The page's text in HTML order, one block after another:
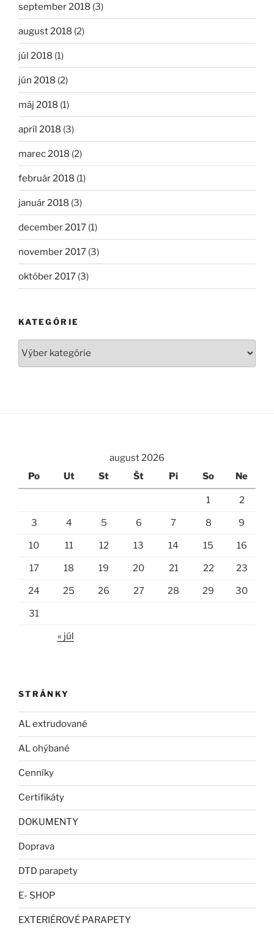
september 2018 (3)
august 2018 (2)
júl 2018 (1)
jún 2018 (2)
máj 2018 (1)
apríl 2018 (3)
marec 2018 (2)
február 2018 (1)
január 2018 (3)
december 2017 (1)
november 2017 (3)
október 2017 (3)
KATEGÓRIE
Kategórie
august 2026
Po
Ut St Št Pi So Ne
1 2
3 4 5 6 7 8 9
10 11 12 13 14 15 16
17 18 19 20 21 22 23
24 25 26 27 28 29 30
31
« júl
STRÁNKY
AL extrudované
AL ohýbané
Cenníky
Certifikáty
DOKUMENTY
Doprava
DTD parapety
E- SHOP
EXTERIÉROVÉ PARAPETY